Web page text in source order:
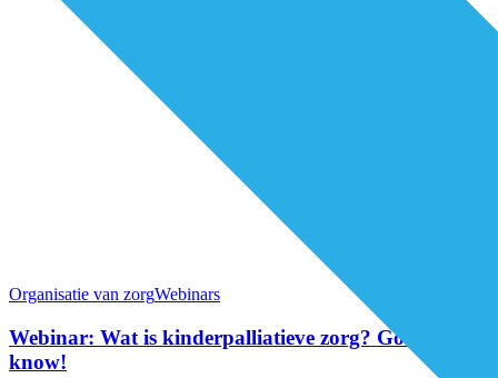
Organisatie van zorgWebinars
Webinar: Wat is kinderpalliatieve zorg? Good to
know!